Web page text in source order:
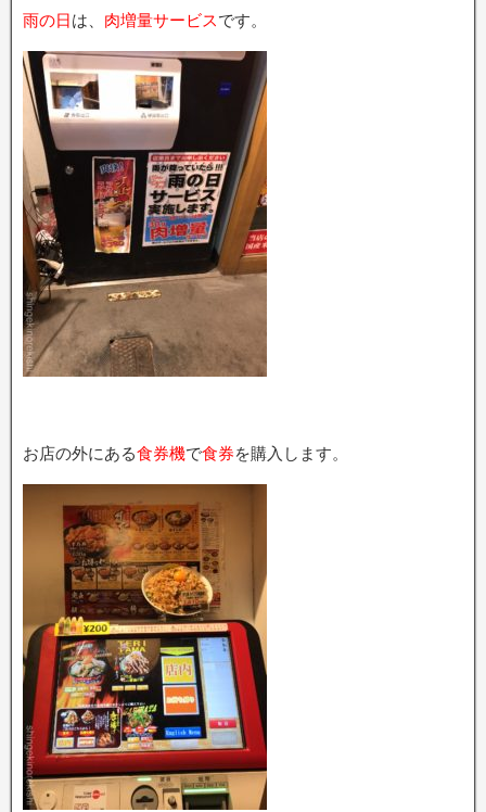
雨の日は、 肉増量サービスです。
お店の外にある食券機で食券を購入します。